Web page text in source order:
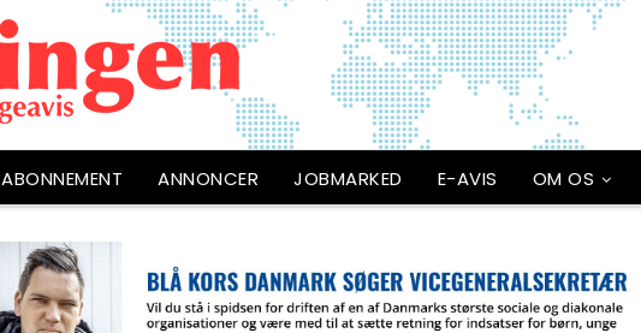
ABONNEMENT ANNONCER JOBMARKED E-AVIS OM OS